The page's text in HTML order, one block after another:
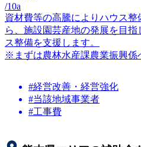
/10a
資材費等の高騰によりハウス
ら、施設園芸産地の発展を目
ス整備を支援します。
※まずは農林水産課農業振興係
#経営改善・経営強化
#当該地域事業者
#工事費